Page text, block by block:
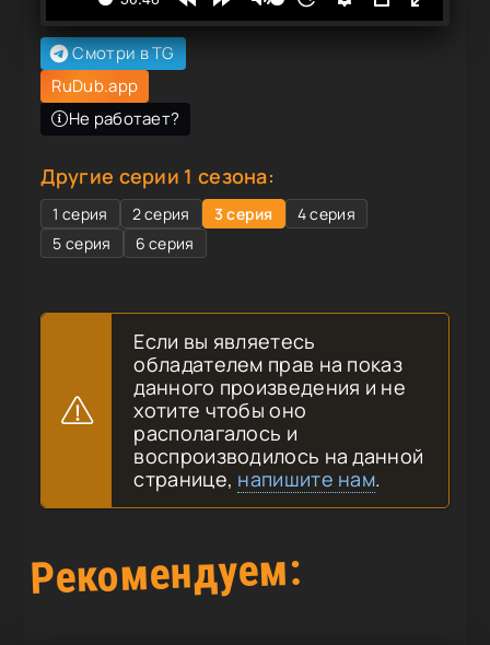
Смотри в TG
RuDub.app
Не работает?
Другие серии 1 сезона:
1 серия 2 серия 3 серия
4 серия
5 серия
6 серия
Если вы являетесь
обладателем прав на показ
данного произведения и не
хотите чтобы оно
располагалось и
воспроизводилось на данной
странице, напишите нам.
Рекомендуем: